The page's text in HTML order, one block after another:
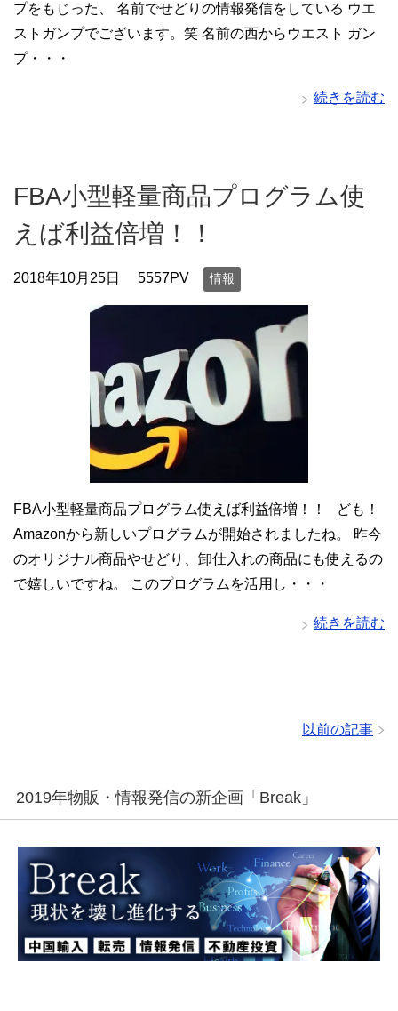
プをもじった、 名前でせどりの情報発信をしている ウエ
ストガンプでございます。笑 名前の西からウエスト ガン
プ・・・
続きを読む
FBA小型軽量商品プログラム使
えば利益倍増！！
2018年10月25日 5557PV 情報
FBA小型軽量商品プログラム使えば利益倍増！！ ども！
Amazonから新しいプログラムが開始されましたね。 昨今
のオリジナル商品やせどり、卸仕入れの商品にも使えるの
で嬉しいですね。 このプログラムを活用し・・・
続きを読む
以前の記事
2019年物販・情報発信の新企画「Break」